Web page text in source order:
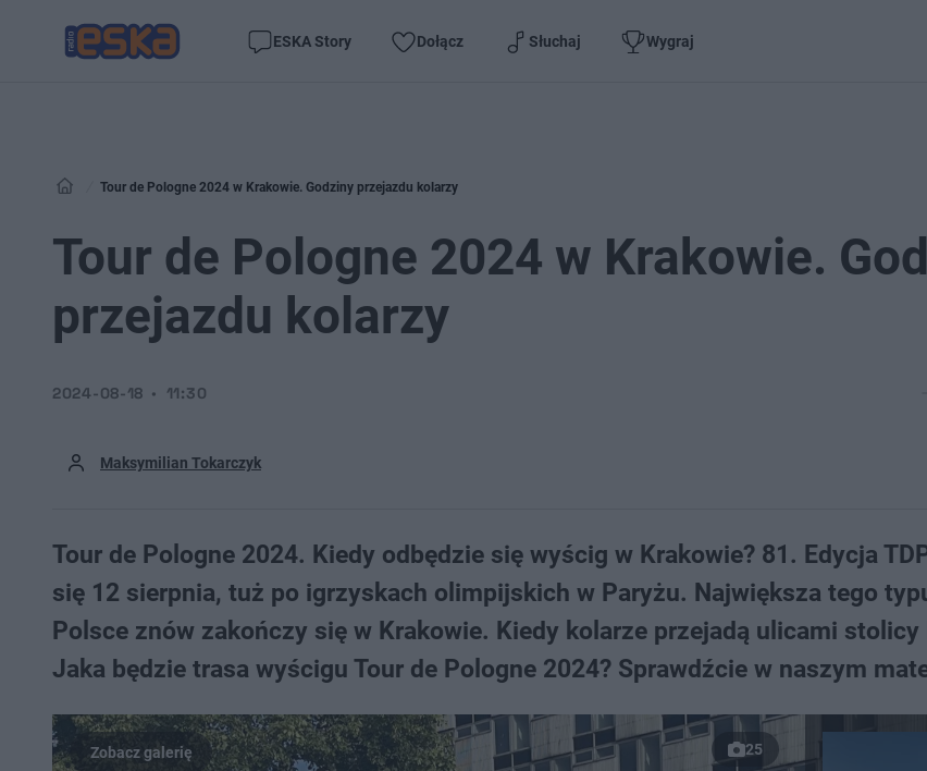
ESKA Story Dołącz Słuchaj Wygraj
Tour de Pologne 2024 w Krakowie. Godziny przejazdu kolarzy
Tour de Pologne 2024 w Krakowie.
przejazdu kolarzy
Maksymilian Tokarczyk
2024-08-18 11:30
Tour de Pologne 2024. Kiedy odbędzie się wyścig w Krakowie? 81. Edycja
się 12 sierpnia, tuż po igrzyskach olimpijskich w Paryżu. Największa tego
Polsce znów zakończy się w Krakowie. Kiedy kolarze przejadą ulicami stolicy
Jaka będzie trasa wyścigu Tour de Pologne 2024? Sprawdźcie w naszym
25